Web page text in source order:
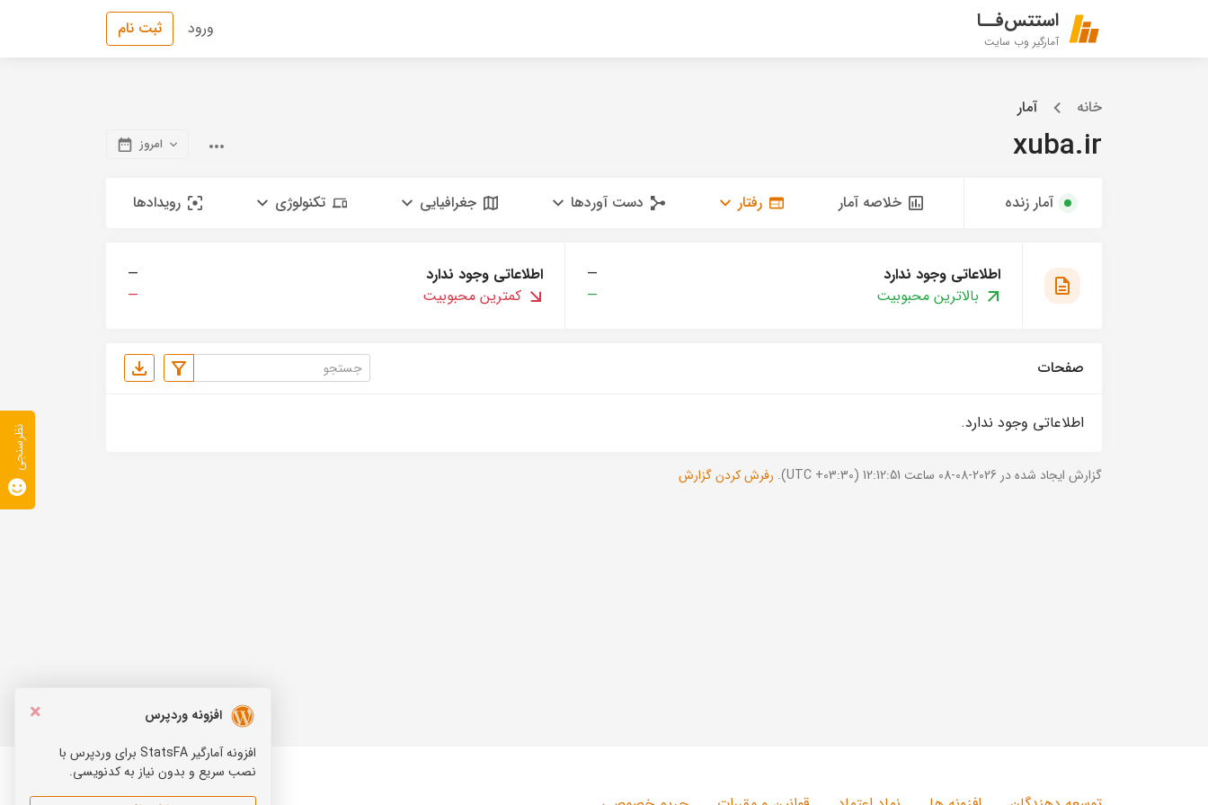
استتس‌فــا
آمارگیر وب سایت
ورود ثبت نام
خانه آمار
xuba.ir امروز
آمار زنده خلاصه آمار رفتار دست آوردها جغرافیایی تکنولوژی رویدادها
اطلاعاتی وجود ندارد
—
بالاترین محبوبیت
—
اطلاعاتی وجود ندارد
—
کمترین محبوبیت
—
صفحات
اطلاعاتی وجود ندارد.
گزارش ایجاد شده در 2026-08-08 ساعت 12:12:51 (UTC +03:30). رفرش کردن گزارش
×
افزونه وردپرس
افزونه آمارگیر StatsFA برای وردپرس با
نصب سریع و بدون نیاز به کدنویسی.
نظرسنجی